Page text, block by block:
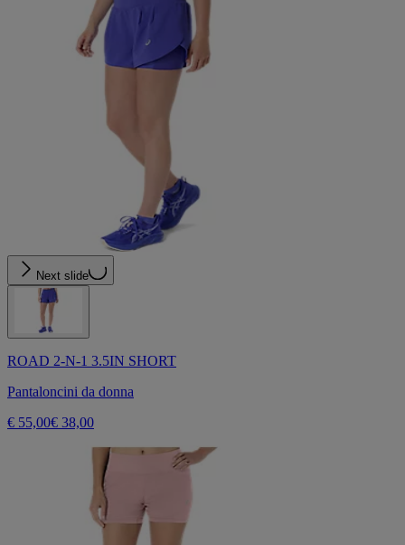
Next slide
ROAD 2-N-1 3.5IN SHORT
Pantaloncini da donna
€ 55,00€ 38,00